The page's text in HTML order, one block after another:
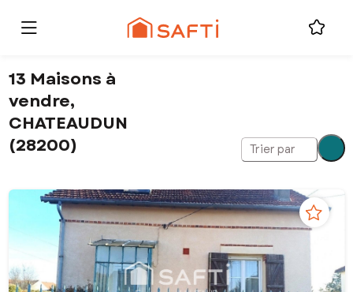
13 Maisons à
vendre,
CHATEAUDUN
(28200)
Trier par